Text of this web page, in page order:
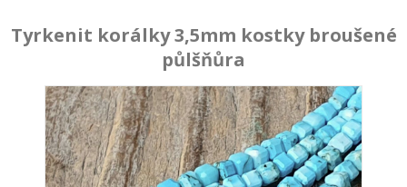
Tyrkenit korálky 3,5mm kostky broušené
půlšňůra